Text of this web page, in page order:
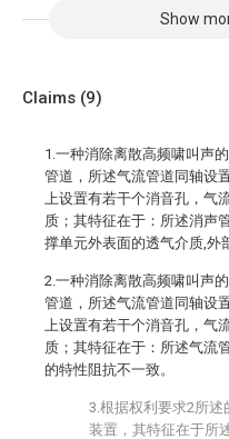
Show
Claims (9)
1.一种消除离散高频啸叫声
管道，所述气流管道同轴设
上设置有若干个消音孔，气
质；其特征在于：所述消声
撑单元外表面的透气介质,外
2.一种消除离散高频啸叫声
管道，所述气流管道同轴设
上设置有若干个消音孔，气
质；其特征在于：所述气流
的特性阻抗不一致。
3.根据权利要求2所
装置，其特征在于所